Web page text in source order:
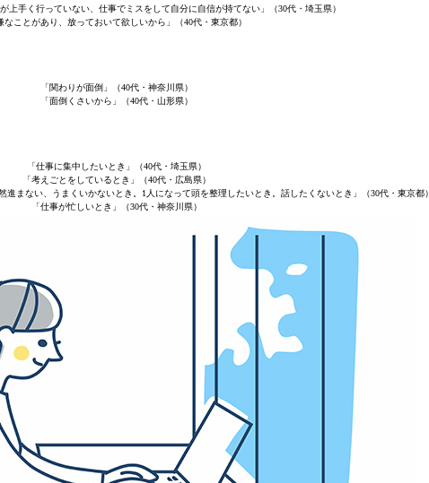
上手く行っていない、仕事でミスをして自分に自信が持てない」（30代・埼玉県）
なことがあり、放っておいて欲しいから」（40代・東京都）
「関わりが面倒」（40代・神奈川県）
「面倒くさいから」（40代・山形県）
「仕事に集中したいとき」（40代・埼玉県）
「考えごとをしているとき」（40代・広島県）
進まない、うまくいかないとき。1人になって頭を整理したいとき。話したくないとき」（30代・東京都）
「仕事が忙しいとき」（30代・神奈川県）